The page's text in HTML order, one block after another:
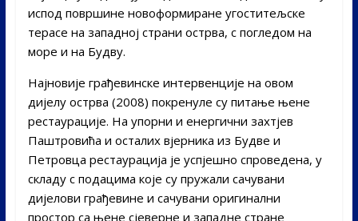
испод површине новоформиране угоститељске
терасе на западној страни острва, с погледом на
море и на Будву.
Најновије грађевинске интервенције на овом
дијелу острва (2008) покренуле су питање њене
рестаурације. На упорни и енергични захтјев
Паштровића и осталих вјерника из Будве и
Петровца рестаурација је успјешно спроведена, у
складу с подацима које су пружали сачувани
дијелови грађевине и сачувани оригинални
простор са њене сјеверне и западне стране